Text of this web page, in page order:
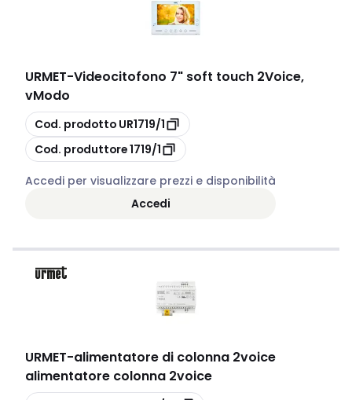
URMET-Videocitofono 7" soft touch 2Voice,
vModo
copia
Cod. prodotto UR1719/1
copia
Cod. produttore1719/1
Accedi per visualizzare prezzi e disponibilità
Accedi
URMET-alimentatore di colonna 2voice
alimentatore colonna 2voice